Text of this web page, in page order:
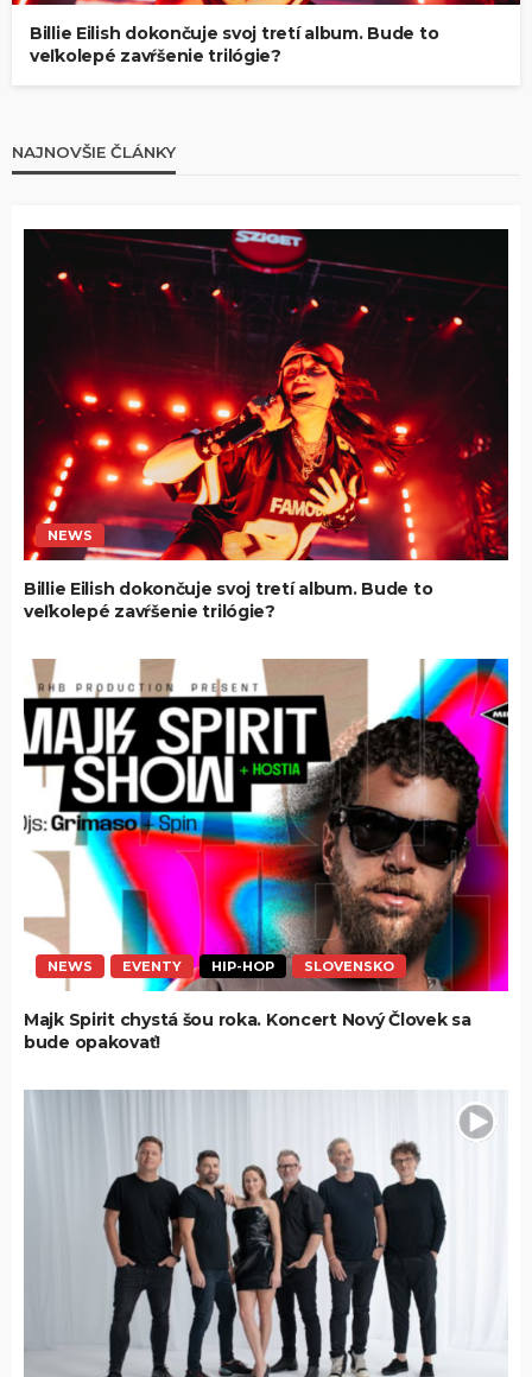
Billie Eilish dokončuje svoj tretí album. Bude to
veľkolepé zavŕšenie trilógie?
NAJNOVŠIE ČLÁNKY
NEWS
Billie Eilish dokončuje svoj tretí album. Bude to
veľkolepé zavŕšenie trilógie?
NEWS EVENTY HIP-HOP SLOVENSKO
Majk Spirit chystá šou roka. Koncert Nový Človek sa
bude opakovať!